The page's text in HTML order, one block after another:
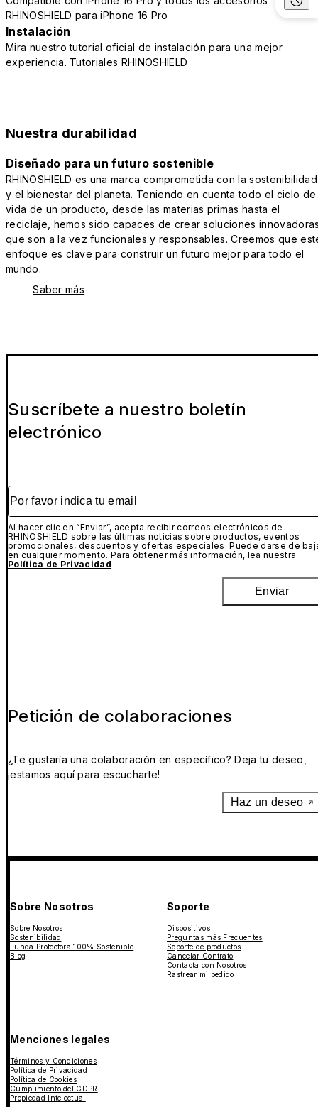
RHINOSHIELD para iPhone 16 Pro
Instalación
Mira nuestro tutorial oficial de instalación para una mejor
experiencia. Tutoriales RHINOSHIELD
Nuestra durabilidad
Diseñado para un futuro sostenible
RHINOSHIELD es una marca comprometida con la sostenibilidad
y el bienestar del planeta. Teniendo en cuenta todo el ciclo de
vida de un producto, desde las materias primas hasta el
reciclaje, hemos sido capaces de crear soluciones
que son a la vez funcionales y responsables. Creemos que
enfoque es clave para construir un futuro mejor para todo el
mundo.
Saber más
Suscríbete a nuestro boletín
electrónico
Por favor indica tu email
Al hacer clic en “Enviar”, acepta recibir correos electrónicos de
RHINOSHIELD sobre las últimas noticias sobre productos, eventos
promocionales, descuentos y ofertas especiales. Puede darse de
en cualquier momento. Para obtener más información, lea nuestra
Política de Privacidad
Enviar
Petición de colaboraciones
¿Te gustaría una colaboración en específico? Deja tu deseo,
¡estamos aquí para escucharte!
Haz un deseo
Sobre Nosotros
Sobre Nosotros
Sostenibilidad
Funda Protectora 100% Sostenible
Blog
Soporte
Dispositivos
Preguntas más Frecuentes
Soporte de productos
Cancelar Contrato
Contacta con Nosotros
Rastrear mi pedido
Menciones legales
Términos y Condiciones
Política de Privacidad
Política de Cookies
Cumplimiento del GDPR
Propiedad Intelectual